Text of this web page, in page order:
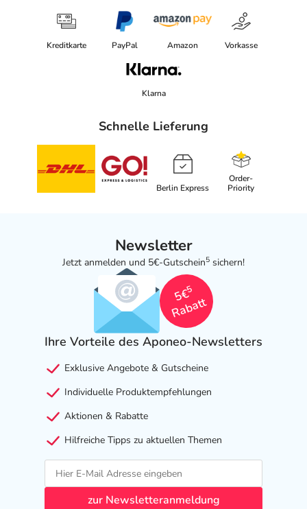
Kreditkarte PayPal Amazon Vorkasse
Klarna
Schnelle Lieferung
Berlin Express
Order-
Priority
Newsletter
Jetzt anmelden und 5€-Gutschein5 sichern!
5€
5
Rabatt
Ihre Vorteile des Aponeo-Newsletters
Exklusive Angebote & Gutscheine
Individuelle Produktempfehlungen
Aktionen & Rabatte
Hilfreiche Tipps zu aktuellen Themen
zur Newsletteranmeldung